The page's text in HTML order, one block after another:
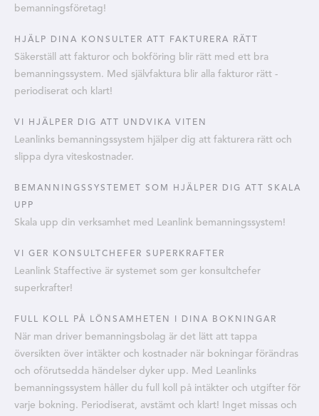
bemanningsföretag!
HJÄLP DINA KONSULTER ATT FAKTURERA RÄTT
Säkerställ att fakturor och bokföring blir rätt med ett bra
bemanningssystem. Med självfaktura blir alla fakturor rätt -
periodiserat och klart!
VI HJÄLPER DIG ATT UNDVIKA VITEN
Leanlinks bemanningssystem hjälper dig att fakturera rätt och
slippa dyra viteskostnader.
BEMANNINGSSYSTEMET SOM HJÄLPER DIG ATT SKALA
UPP
Skala upp din verksamhet med Leanlink bemanningssystem!
VI GER KONSULTCHEFER SUPERKRAFTER
Leanlink Staffective är systemet som ger konsultchefer
superkrafter!
FULL KOLL PÅ LÖNSAMHETEN I DINA BOKNINGAR
När man driver bemanningsbolag är det lätt att tappa
översikten över intäkter och kostnader när bokningar förändras
och oförutsedda händelser dyker upp. Med Leanlinks
bemanningssystem håller du full koll på intäkter och utgifter för
varje bokning. Periodiserat, avstämt och klart! Inget missas och